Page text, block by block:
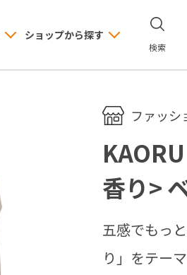
ショップから探す
検索
ファッ
香り>
五感でもっ
り」をテー